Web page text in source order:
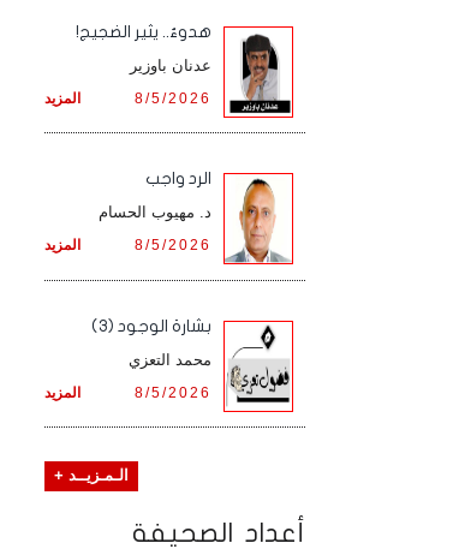
هدوءٌ.. يثير الضجيج!
عدنان باوزير
المزيد 8/5/2026
الرد واجب
د. مهيوب الحسام
المزيد 8/5/2026
بشارة الوجود (3)
محمد التعزي
المزيد 8/5/2026
الـمـزيــد +
أعداد الصحيفة